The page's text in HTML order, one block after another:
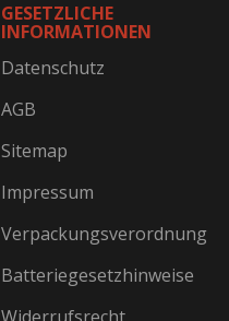
GESETZLICHE
INFORMATIONEN
Datenschutz
AGB
Sitemap
Impressum
Verpackungsverordnung
Batteriegesetzhinweise